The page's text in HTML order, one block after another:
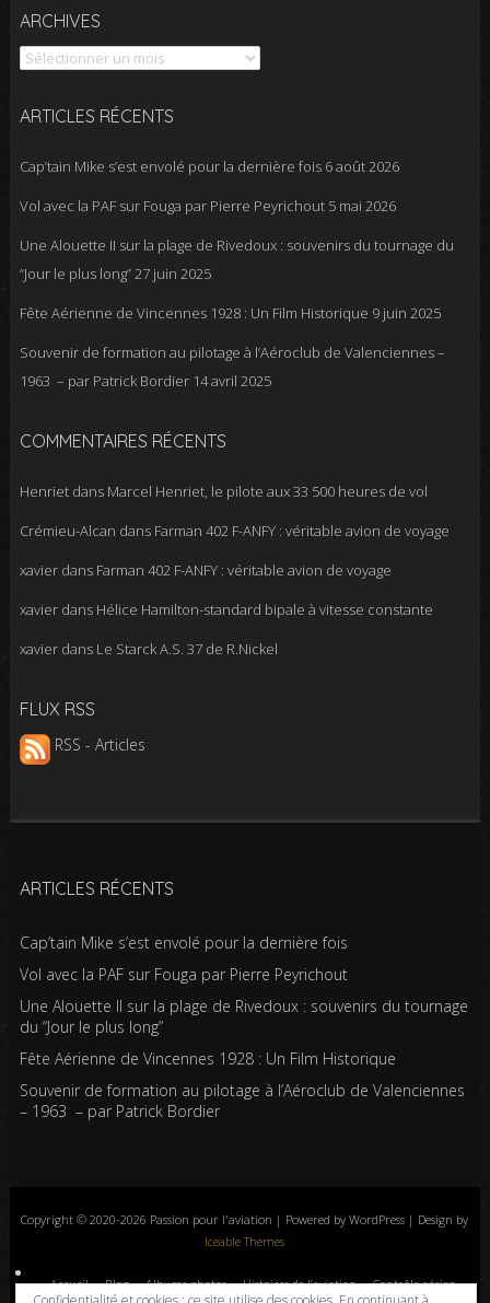
ARCHIVES
Archives
ARTICLES RÉCENTS
Cap’tain Mike s’est envolé pour la dernière fois 6 août 2026
Vol avec la PAF sur Fouga par Pierre Peyrichout 5 mai 2026
Une Alouette II sur la plage de Rivedoux : souvenirs du tournage du
“Jour le plus long”27 juin 2025
Fête Aérienne de Vincennes 1928 : Un Film Historique 9 juin 2025
Souvenir de formation au pilotage à l’Aéroclub de Valenciennes –
1963 – par Patrick Bordier 14 avril 2025
COMMENTAIRES RÉCENTS
Henrietdans Marcel Henriet, le pilote aux 33 500 heures de vol
Crémieu-Alcan dans Farman 402 F-ANFY : véritable avion de voyage
xavierdans Farman 402 F-ANFY : véritable avion de voyage
xavierdans Hélice Hamilton-standard bipale à vitesse constante
xavierdans Le Starck A.S. 37 de R.Nickel
FLUX RSS
RSS - Articles
ARTICLES RÉCENTS
Cap’tain Mike s’est envolé pour la dernière fois
Vol avec la PAF sur Fouga par Pierre Peyrichout
Une Alouette II sur la plage de Rivedoux : souvenirs du tournage
du “Jour le plus long”
Fête Aérienne de Vincennes 1928 : Un Film Historique
Souvenir de formation au pilotage à l’Aéroclub de Valenciennes
– 1963 – par Patrick Bordier
Copyright © 2020-2026 Passion pour l'aviation | Powered by WordPress | Design by
Iceable Themes
Accueil Blog Albums photos Histoires de l’aviation
Contrôle aérien